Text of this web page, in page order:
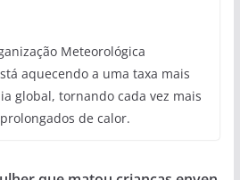
Meteorológica
aquecendo a uma taxa mais
global, tornando cada vez mais
de calor.